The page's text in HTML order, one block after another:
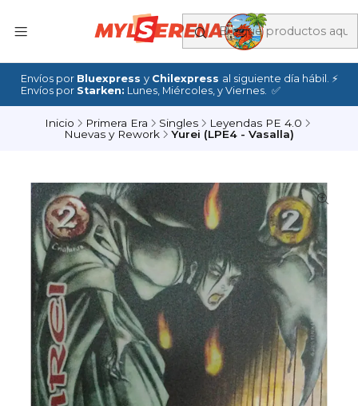
Envíos por Bluexpress y Chilexpress al siguiente día hábil. ⚡
Envíos por Starken: Lunes, Miércoles, y Viernes. ✅
Inicio Primera Era Singles
Leyendas PE 4.0
Nuevas y Rework
Yurei (LPE4 - Vasalla)